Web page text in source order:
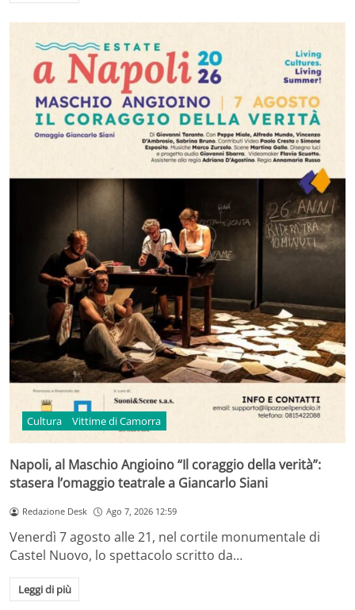
Cultura Vittime di Camorra
Napoli, al Maschio Angioino “Il coraggio della verità”:
stasera l’omaggio teatrale a Giancarlo Siani
Redazione Desk Ago 7, 2026 12:59
Venerdì 7 agosto alle 21, nel cortile monumentale di
Castel Nuovo, lo spettacolo scritto da…
Leggi di più